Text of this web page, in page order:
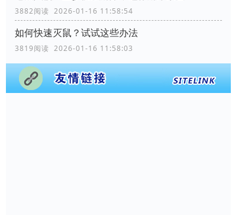
3882阅读 2026-01-16 11:58:54
如何快速灭鼠？试试这些办法
3819阅读 2026-01-16 11:58:03